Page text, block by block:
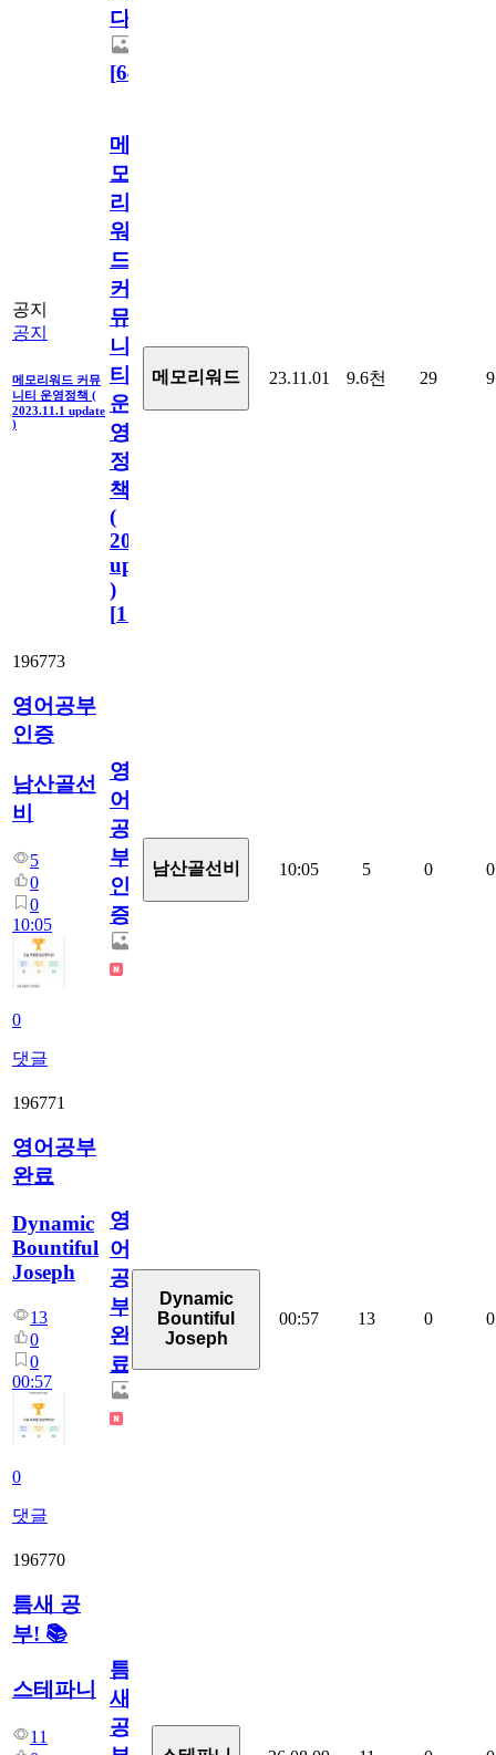
다.
[64
공지
공지
메모리워드 커뮤
니티 운영정책 (
2023.11.1 update
)
메
모
리
워
드
커
뮤
니
티
운
영
정
책
(
2023.11.1
update
)
[110
메모리워드 23.11.01 9.6천 29 9
196773
영어공부
인증
남산골선
비
5
0
0
10:05
0
댓글
영
어
공
부
인
증
남산골선비 10:05 5 0 0
196771
영어공부
완료
Dynamic
Bountiful
Joseph
13
0
0
00:57
0
댓글
영
어
공
부
완
료
Dynamic
Bountiful
Joseph
00:57 13 0 0
196770
틈새 공
부! 📚
스테파니
11
틈
새
공